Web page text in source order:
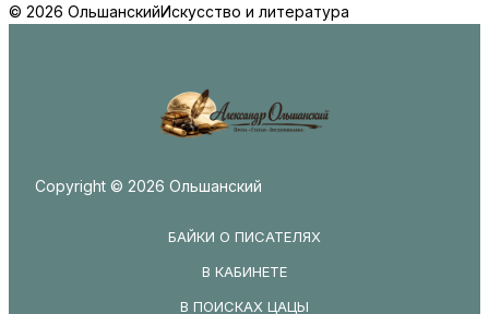
© 2026 ОльшанскийИскусство и литература
Copyright © 2026 Ольшанский
БАЙКИ О ПИСАТЕЛЯХ
В КАБИНЕТЕ
В ПОИСКАХ ЦАЦЫ